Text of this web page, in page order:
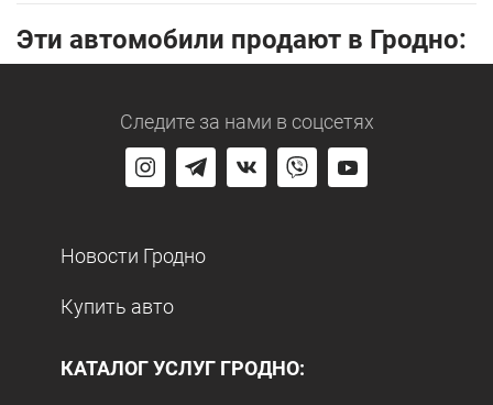
Эти автомобили продают в Гродно:
Следите за нами в соцсетях
Новости Гродно
Купить авто
КАТАЛОГ УСЛУГ ГРОДНО: